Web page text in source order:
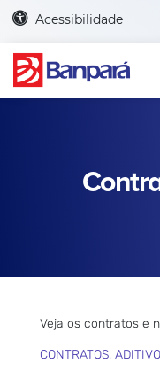
Acessibilidade
Veja os contratos e
CONTRATOS,